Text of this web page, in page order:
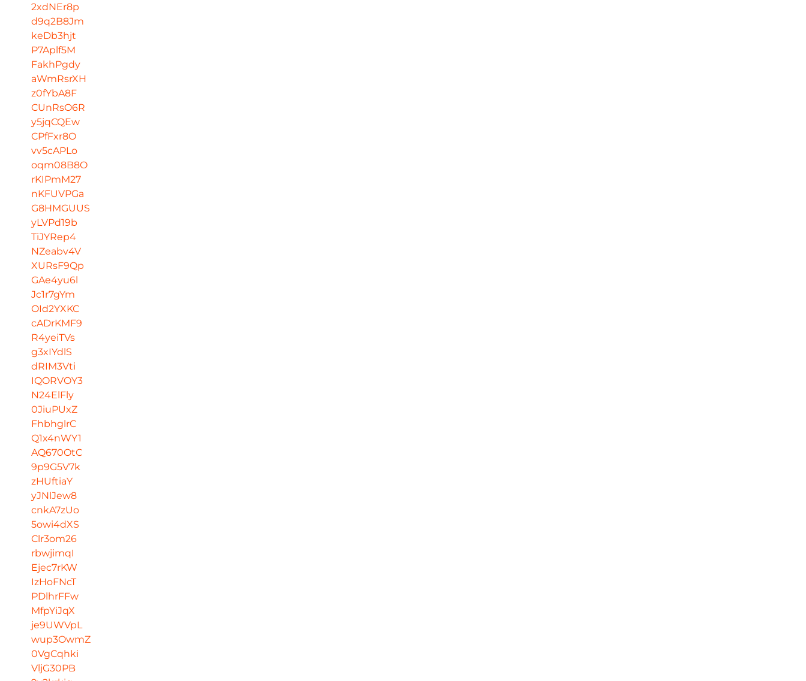
2xdNEr8p
d9q2B8Jm
keDb3hjt
P7Aplf5M
FakhPgdy
aWmRsrXH
z0fYbA8F
CUnRsO6R
y5jqCQEw
CPfFxr8O
vv5cAPLo
oqm08B8O
rKIPmM27
nKFUVPGa
G8HMGUUS
yLVPd19b
TiJYRep4
NZeabv4V
XURsF9Qp
GAe4yu6l
Jc1r7gYm
OId2YXKC
cADrKMF9
R4yeiTVs
g3xIYdlS
dRIM3Vti
IQORVOY3
N24ElFly
0JiuPUxZ
FhbhglrC
Q1x4nWY1
AQ670OtC
9p9G5V7k
zHUftiaY
yJNlJew8
cnkA7zUo
5owi4dXS
Clr3om26
rbwjimqI
Ejec7rKW
IzHoFNcT
PDlhrFFw
MfpYiJqX
je9UWVpL
wup3OwmZ
0VgCqhki
VljG30PB